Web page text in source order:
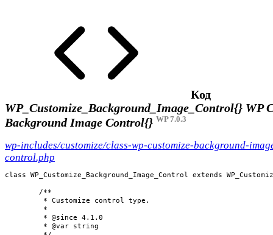
Код
WP_Customize_Background_Image_Control{} WP
Background Image Control{} WP 7.0.3
wp-includes/customize/class-wp-customize-background-
control.php
class WP_Customize_Background_Image_Control extends